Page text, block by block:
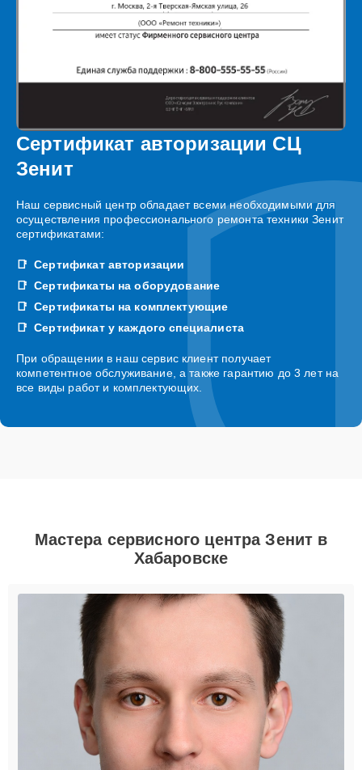
Сертификат авторизации СЦ
Зенит
Наш сервисный центр обладает всеми необходимыми для
осуществления профессионального ремонта техники Зенит
сертификатами:
Сертификат авторизации
Сертификаты на оборудование
Сертификаты на комплектующие
Сертификат у каждого специалиста
При обращении в наш сервис клиент получает
компетентное обслуживание, а также гарантию до 3 лет на
все виды работ и комплектующих.
Мастера сервисного центра Зенит в
Хабаровске